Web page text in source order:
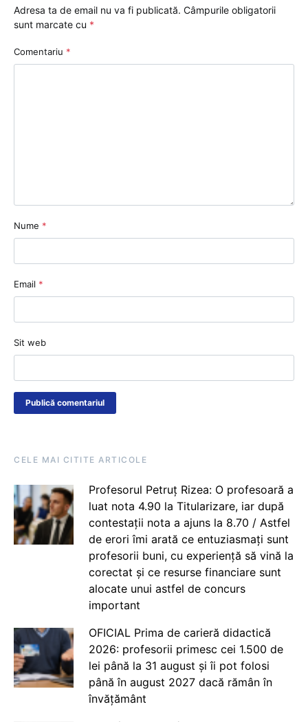
Adresa ta de email nu va fi publicată. Câmpurile obligatorii
sunt marcate cu *
Comentariu *
Nume *
Email *
Sit web
CELE MAI CITITE ARTICOLE
Profesorul Petruț Rizea: O profesoară a
luat nota 4.90 la Titularizare, iar după
contestații nota a ajuns la 8.70 / Astfel
de erori îmi arată ce entuziasmați sunt
profesorii buni, cu experiență să vină la
corectat și ce resurse financiare sunt
alocate unui astfel de concurs
important
OFICIAL Prima de carieră didactică
2026: profesorii primesc cei 1.500 de
lei până la 31 august și îi pot folosi
până în august 2027 dacă rămân în
învățământ